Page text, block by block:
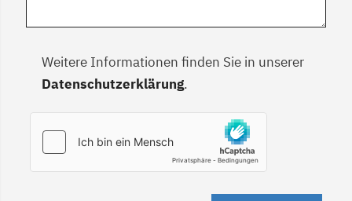
Weitere Informationen finden Sie in unserer
Datenschutzerklärung.